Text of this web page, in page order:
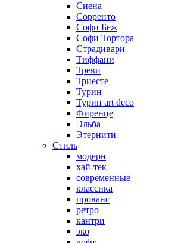
Сиена
Сорренто
Софи Беж
Софи Тортора
Страдивари
Тиффани
Треви
Триесте
Турин
Турин art deco
Фиренце
Эльба
Этернити
Стиль
модерн
хай-тек
современные
классика
прованс
ретро
кантри
эко